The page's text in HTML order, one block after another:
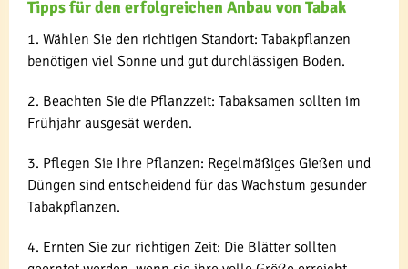
Tipps für den erfolgreichen Anbau von Tabak
1. Wählen Sie den richtigen Standort: Tabakpflanzen
benötigen viel Sonne und gut durchlässigen Boden.
2. Beachten Sie die Pflanzzeit: Tabaksamen sollten im
Frühjahr ausgesät werden.
3. Pflegen Sie Ihre Pflanzen: Regelmäßiges Gießen und
Düngen sind entscheidend für das Wachstum gesunder
Tabakpflanzen.
4. Ernten Sie zur richtigen Zeit: Die Blätter sollten